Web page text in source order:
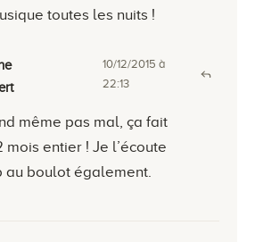
toutes les nuits !
10/12/2015 à
22:13
même pas mal, ça fait
mois entier ! Je l’écoute
au boulot également.